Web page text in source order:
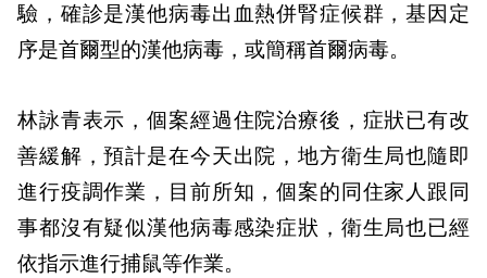
驗，確診是漢他病毒出血熱併腎症候群，基因定
序是首爾型的漢他病毒，或簡稱首爾病毒。
林詠青表示，個案經過住院治療後，症狀已有改
善緩解，預計是在今天出院，地方衛生局也隨即
進行疫調作業，目前所知，個案的同住家人跟同
事都沒有疑似漢他病毒感染症狀，衛生局也已經
依指示進行捕鼠等作業。